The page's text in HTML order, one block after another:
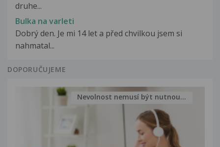
druhe...
Bulka na varleti
Dobrý den. Je mi 14 let a před chvilkou jsem si
nahmatal...
DOPORUČUJEME
Nevolnost nemusí být nutnou...